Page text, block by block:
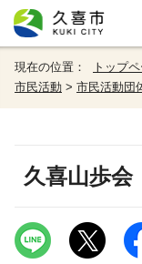
現在の位置： トップ
市民活動 > 市民活動団
久喜山歩会